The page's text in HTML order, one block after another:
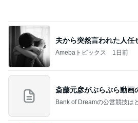
夫から突然言われた人任
Amebaトピックス 1日前
斎藤元彦がぶらぶら動画
Bank of Dreamの公営競技は